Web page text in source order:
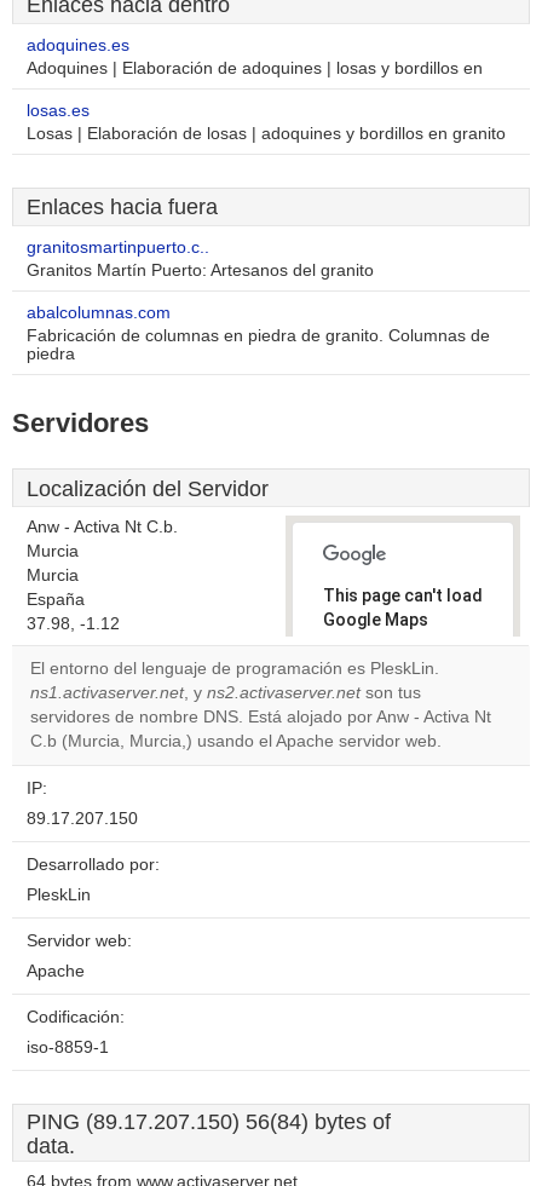
Enlaces hacia dentro
adoquines.es
Adoquines | Elaboración de adoquines | losas y bordillos en
losas.es
Losas | Elaboración de losas | adoquines y bordillos en granito
Enlaces hacia fuera
granitosmartinpuerto.c..
Granitos Martín Puerto: Artesanos del granito
abalcolumnas.com
Fabricación de columnas en piedra de granito. Columnas de
piedra
Servidores
Localización del Servidor
Anw - Activa Nt C.b.
Murcia
Murcia
España
37.98, -1.12
This page can't load
Google Maps
correctly.
Do you
own this
website?
OK
El entorno del lenguaje de programación es PleskLin.
ns1.activaserver.net, y ns2.activaserver.netson tus
servidores de nombre DNS. Está alojado por Anw - Activa Nt
C.b (Murcia, Murcia,) usando el Apache servidor web.
IP:
89.17.207.150
Desarrollado por:
PleskLin
Servidor web:
Apache
Codificación:
iso-8859-1
PING (89.17.207.150) 56(84) bytes of
data.
64 bytes from www.activaserver.net